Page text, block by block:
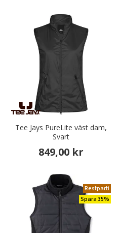
Tee Jays PureLite väst dam,
Svart
849,00 kr
Restparti
Spara 35%